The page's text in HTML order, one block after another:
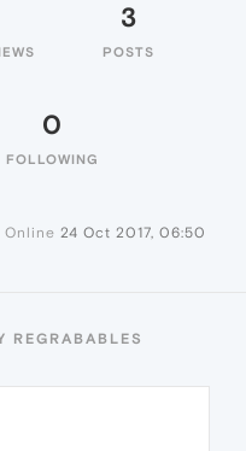
3
POSTS
0
FOLLOWING
Online 24 Oct 2017, 06:50
REGRABABLES